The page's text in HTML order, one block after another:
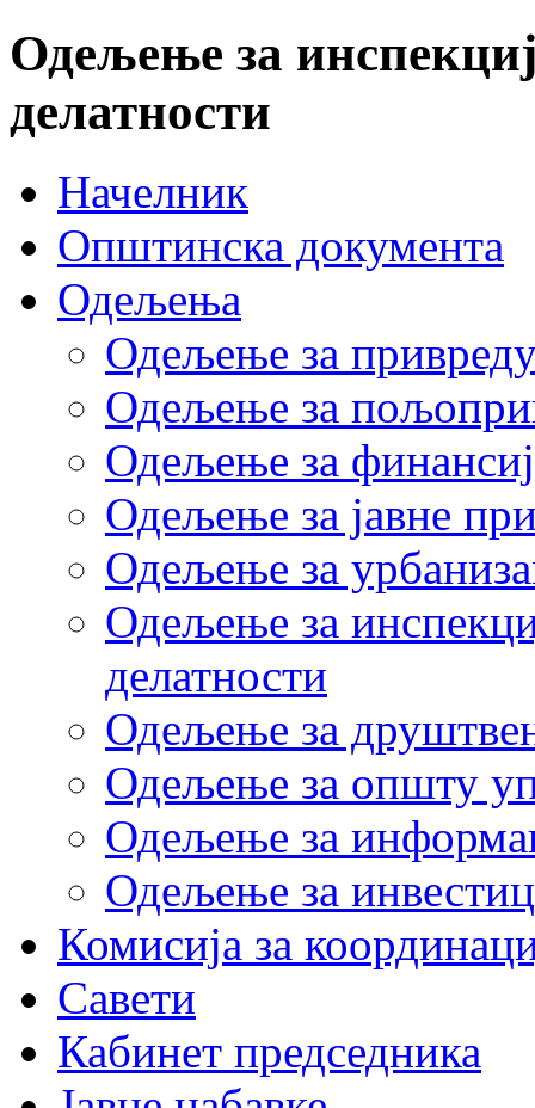
Одељење за
делатности
Начелник
Општинска документа
Одељења
Одељење за
Одељење за
Одељење за
Одељење за јавне
Одељење за
Одељење за
делатности
Одељење за
Одељење за општу
Одељење за
Одељење за
Комисија за
Савети
Кабинет председника